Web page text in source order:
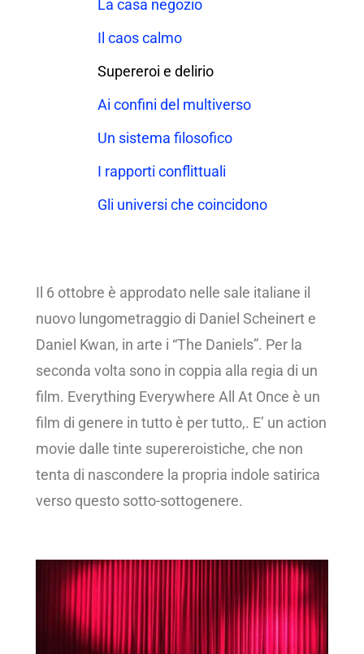
La casa negozio
Il caos calmo
Supereroi e delirio
Ai confini del multiverso
Un sistema filosofico
I rapporti conflittuali
Gli universi che coincidono
Il 6 ottobre è approdato nelle sale italiane il
nuovo lungometraggio di Daniel Scheinert e
Daniel Kwan, in arte i “The Daniels”. Per la
seconda volta sono in coppia alla regia di un
film. Everything Everywhere All At Once è un
film di genere in tutto è per tutto,. E’ un action
movie dalle tinte supereroistiche, che non
tenta di nascondere la propria indole satirica
verso questo sotto-sottogenere.